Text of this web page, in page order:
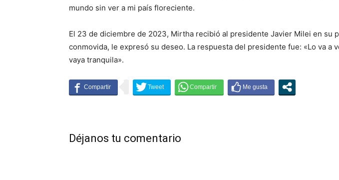
mundo sin ver a mi país floreciente.
El 23 de diciembre de 2023, Mirtha recibió al presidente Javier Milei en su
conmovida, le expresó su deseo. La respuesta del presidente fue: «Lo va a
vaya tranquila».
Déjanos tu comentario